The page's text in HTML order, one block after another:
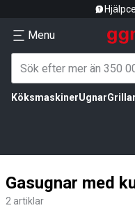
Menu
KöksmaskinerUgnarGrillar
Gasugnar med
2 artiklar